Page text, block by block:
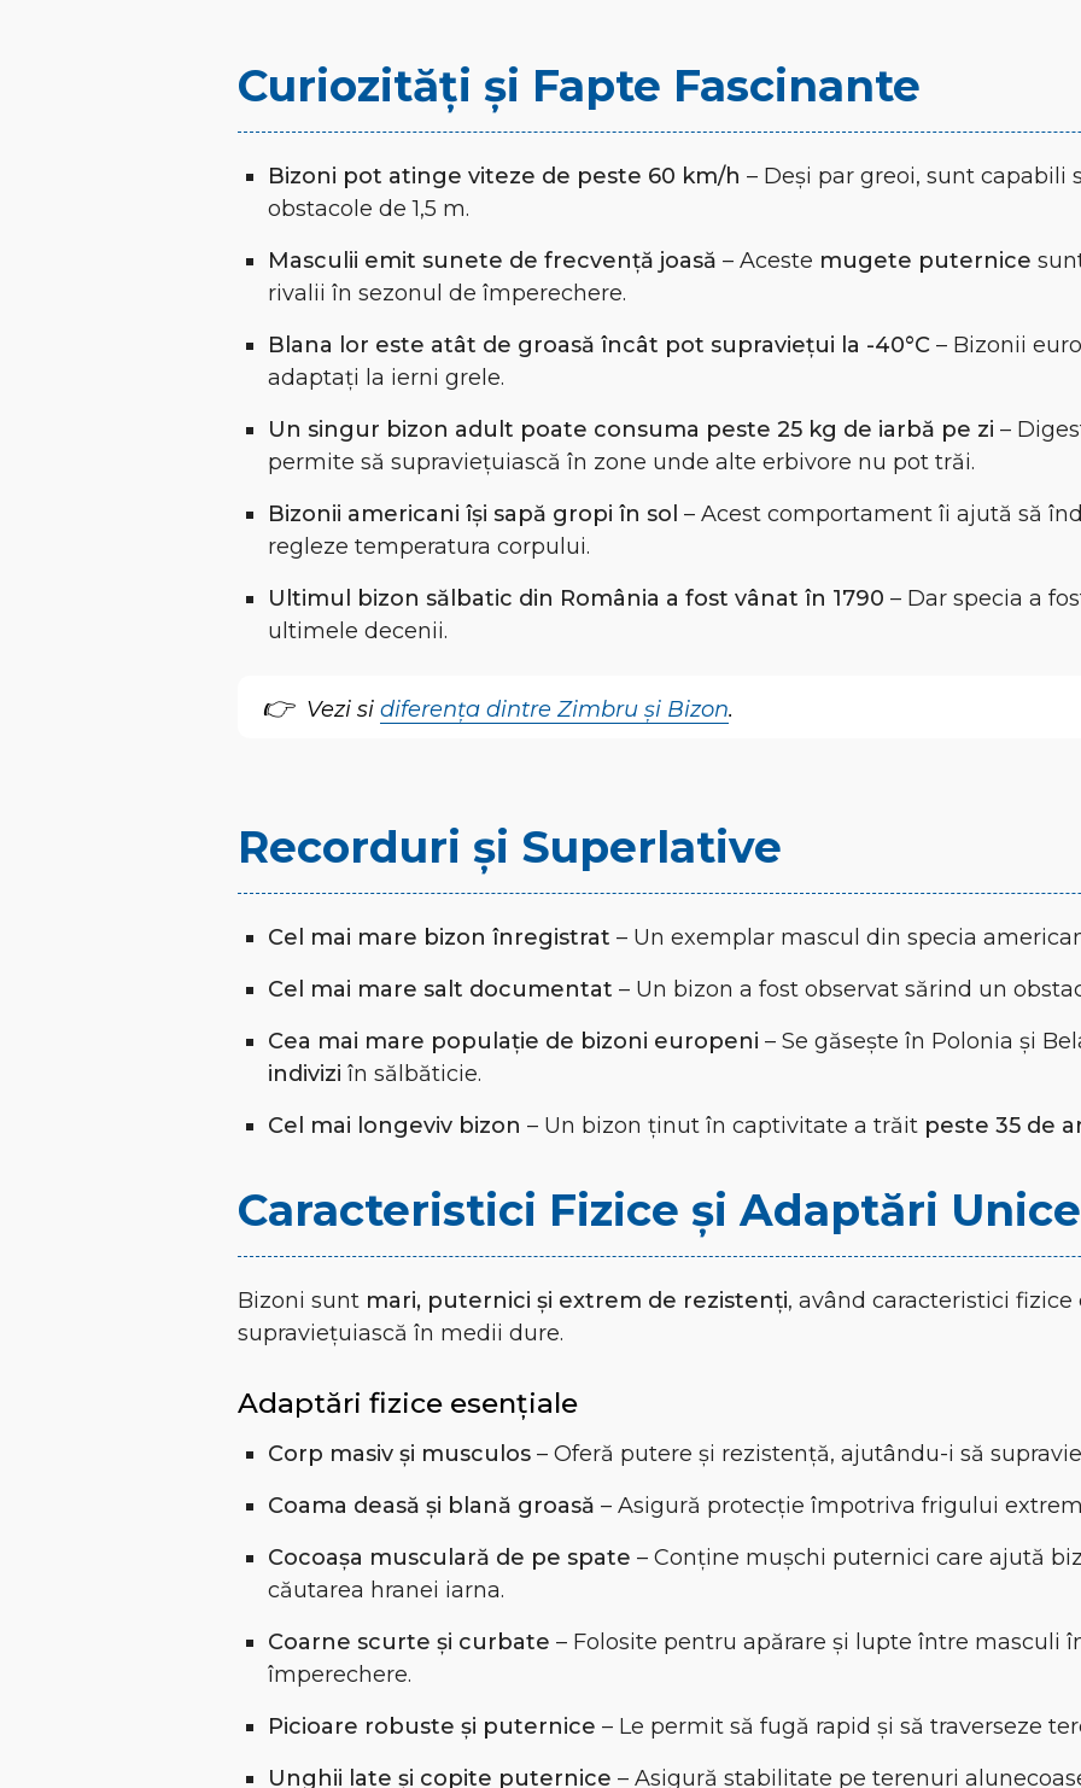
Curiozități și Fapte Fascinante
Bizoni pot atinge viteze de peste 60 km/h – Deși par greoi, sunt capabili
obstacole de 1,5 m.
Masculii emit sunete de frecvență joasă – Aceste mugete puternice
rivalii în sezonul de împerechere.
Blana lor este atât de groasă încât pot supraviețui la -40°C – Bizonii
adaptați la ierni grele.
Un singur bizon adult poate consuma peste 25 kg de iarbă pe zi –
permite să supraviețuiască în zone unde alte erbivore nu pot trăi.
Bizonii americani își sapă gropi în sol – Acest comportament îi ajută să
regleze temperatura corpului.
Ultimul bizon sălbatic din România a fost vânat în 1790 – Dar specia a
ultimele decenii.
Vezi si diferența dintre Zimbru și Bizon.
Recorduri și Superlative
Cel mai mare bizon înregistrat – Un exemplar mascul din specia
Cel mai mare salt documentat – Un bizon a fost observat sărind un
Cea mai mare populație de bizoni europeni – Se găsește în Polonia și
indivizi în sălbăticie.
Cel mai longeviv bizon – Un bizon ținut în captivitate a trăit peste 35 de
Caracteristici Fizice și Adaptări Unice
Bizoni sunt mari, puternici și extrem de rezistenți, având caracteristici fizice
supraviețuiască în medii dure.
Adaptări fizice esențiale
Corp masiv și musculos – Oferă putere și rezistență, ajutându-i să
Coama deasă și blană groasă – Asigură protecție împotriva frigului
Cocoașa musculară de pe spate – Conține mușchi puternici care ajută
căutarea hranei iarna.
Coarne scurte și curbate – Folosite pentru apărare și lupte între masculi
împerechere.
Picioare robuste și puternice – Le permit să fugă rapid și să traverseze
Unghii late și copite puternice – Asigură stabilitate pe terenuri